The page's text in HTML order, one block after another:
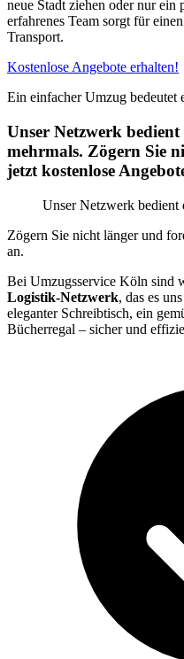
neue Stadt ziehen oder nur ein
erfahrenes Team sorgt für
Transport.
Kostenlose Angebote erhalten!
Ein einfacher Umzug bedeutet
Unser Netzwerk
mehrmals. Zögern Sie
jetzt kostenlose
Unser Netzwerk bedient
Zögern Sie nicht länger und
an.
Bei Umzugsservice Köln sind
Logistik-Netzwerk, das es
eleganter Schreibtisch, ein
Bücherregal – sicher und